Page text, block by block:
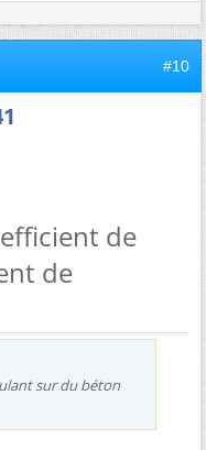
#10
de
de
sur du béton